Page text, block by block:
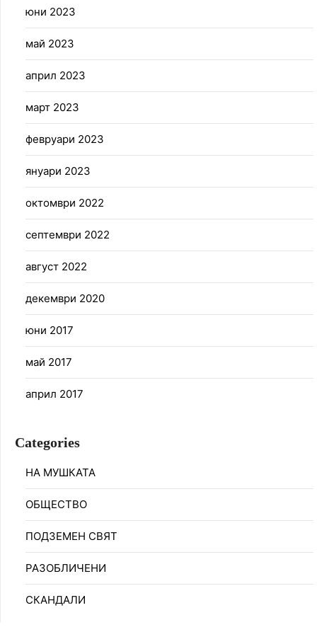
юни 2023
май 2023
април 2023
март 2023
февруари 2023
януари 2023
октомври 2022
септември 2022
август 2022
декември 2020
юни 2017
май 2017
април 2017
Categories
НА МУШКАТА
ОБЩЕСТВО
ПОДЗЕМЕН СВЯТ
РАЗОБЛИЧЕНИ
СКАНДАЛИ